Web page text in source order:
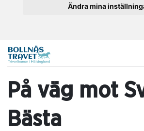
Ändra mina
På väg mot
Bästa